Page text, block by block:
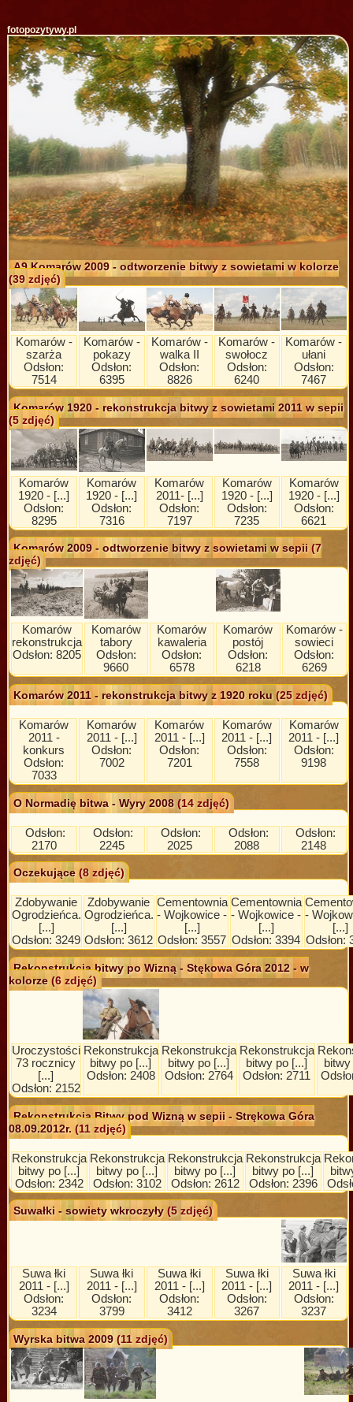
fotopozytywy.pl
A9 Komarów 2009 - odtworzenie bitwy z sowietami w kolorze
(39 zdjęć)
Komarów -
szarża
Odsłon:
7514
Komarów -
pokazy
Odsłon:
6395
Komarów -
walka II
Odsłon:
8826
Komarów -
swołocz
Odsłon:
6240
Komarów -
ułani
Odsłon:
7467
Komarów 1920 - rekonstrukcja bitwy z sowietami 2011 w sepii
(5 zdjęć)
Komarów
1920 - [...]
Odsłon:
8295
Komarów
1920 - [...]
Odsłon:
7316
Komarów
2011- [...]
Odsłon:
7197
Komarów
1920 - [...]
Odsłon:
7235
Komarów
1920 - [...]
Odsłon:
6621
Komarów 2009 - odtworzenie bitwy z sowietami w sepii(7
zdjęć)
Komarów
rekonstrukcja
Odsłon: 8205
Komarów
tabory
Odsłon:
9660
Komarów
kawaleria
Odsłon:
6578
Komarów
postój
Odsłon:
6218
Komarów -
sowieci
Odsłon:
6269
Komarów 2011 - rekonstrukcja bitwy z 1920 roku(25 zdjęć)
Komarów
2011 -
konkurs
Odsłon:
7033
Komarów
2011 - [...]
Odsłon:
7002
Komarów
2011 - [...]
Odsłon:
7201
Komarów
2011 - [...]
Odsłon:
7558
Komarów
2011 - [...]
Odsłon:
9198
O Normadię bitwa - Wyry 2008(14 zdjęć)
Odsłon:
2170
Odsłon:
2245
Odsłon:
2025
Odsłon:
2088
Odsłon:
2148
Oczekujące(8 zdjęć)
Zdobywanie
Ogrodzieńca.
[...]
Odsłon: 3249
Zdobywanie
Ogrodzieńca.
[...]
Odsłon: 3612
Cementownia
- Wojkowice -
[...]
Odsłon: 3557
Cementownia
- Wojkowice -
[...]
Odsłon: 3394
-
[...]
Odsłon:
Rekonstrukcja bitwy po Wizną - Stękowa Góra 2012 - w
kolorze(6 zdjęć)
Uroczystości
73 rocznicy
[...]
Odsłon: 2152
Rekonstrukcja
bitwy po [...]
Odsłon: 2408
Rekonstrukcja
bitwy po [...]
Odsłon: 2764
Rekonstrukcja
bitwy po [...]
Odsłon: 2711
Rekonstrukcja Bitwy pod Wizną w sepii - Strękowa Góra
08.09.2012r. (11 zdjęć)
Rekonstrukcja
bitwy po [...]
Odsłon: 2342
Rekonstrukcja
bitwy po [...]
Odsłon: 3102
Rekonstrukcja
bitwy po [...]
Odsłon: 2612
Rekonstrukcja
bitwy po [...]
Odsłon: 2396
Suwałki - sowiety wkroczyły(5 zdjęć)
Suwa łki
2011 - [...]
Odsłon:
3234
Suwa łki
2011 - [...]
Odsłon:
3799
Suwa łki
2011 - [...]
Odsłon:
3412
Suwa łki
2011 - [...]
Odsłon:
3267
Suwa łki
2011 - [...]
Odsłon:
3237
Wyrska bitwa 2009(11 zdjęć)